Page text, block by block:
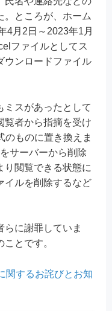
。ところが、ホーム
4月2日～2023年1月
ファイルとしてス
ウンロードファイル
ミスがあったとして
覧者から指摘を受け
のものに置き換えま
サーバーから削除
り閲覧できる状態に
イルを削除するなど
らに謝罪していま
とです。
関するお詫びとお知